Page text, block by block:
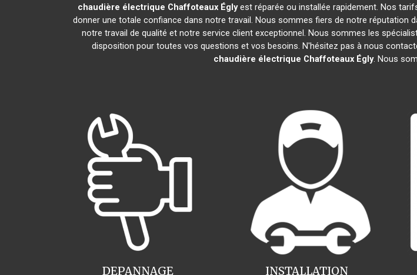
chaudière électrique Chaffoteaux Églyest réparée ou installée rapidement. Nos
donner une totale confiance dans notre travail. Nous sommes fiers de notre réputation
notre travail de qualité et notre service client exceptionnel. Nous sommes les
disposition pour toutes vos questions et vos besoins. N'hésitez pas à nous
chaudière électrique Chaffoteaux Égly. Nous
INSTALLATION
DEPANNAGE